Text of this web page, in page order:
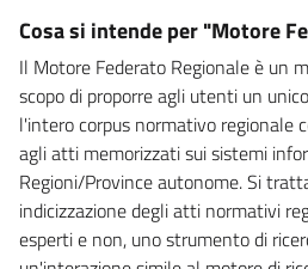
Cosa si intende per "Motore
Il Motore Federato Regionale è un
scopo di proporre agli utenti un
l'intero corpus normativo regionale
agli atti memorizzati sui sistemi
Regioni/Province autonome. Si
indicizzazione degli atti normativi
esperti e non, uno strumento di